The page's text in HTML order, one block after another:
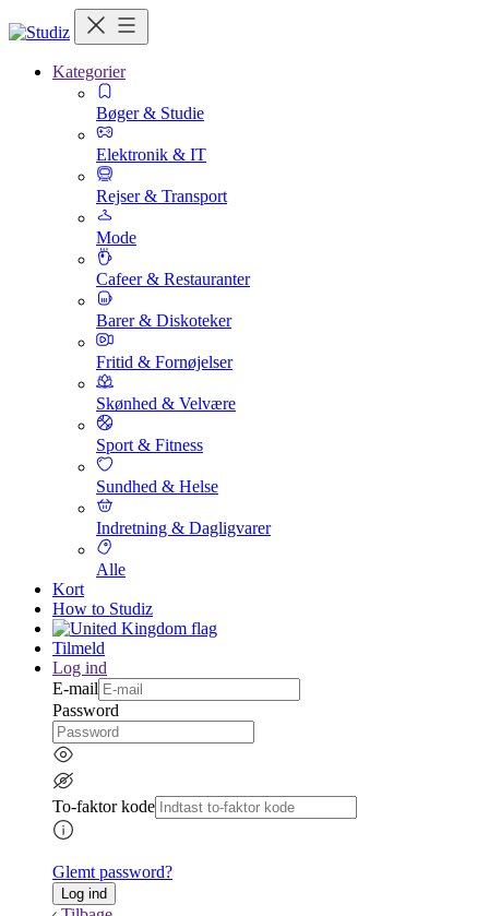
Kategorier
Bøger & Studie
Elektronik & IT
Rejser & Transport
Mode
Cafeer & Restauranter
Barer & Diskoteker
Fritid & Fornøjelser
Skønhed & Velvære
Sport & Fitness
Sundhed & Helse
Indretning & Dagligvarer
Alle
Kort
How to Studiz
Tilmeld
Log ind
E-mail
Password
To-faktor kode
Glemt password?